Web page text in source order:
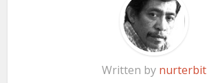
Written by nurterbit